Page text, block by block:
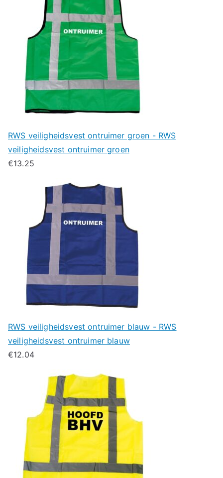
RWS veiligheidsvest ontruimer groen - RWS
veiligheidsvest ontruimer groen
€13.25
RWS veiligheidsvest ontruimer blauw - RWS
veiligheidsvest ontruimer blauw
€12.04